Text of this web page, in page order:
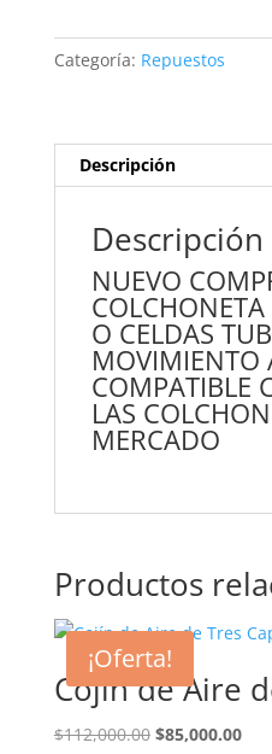
Movimiento
Categoría: Repuestos
Descripción
Descripción
NUEVO
O CELDAS
MOVIMIENTO
COMPATIBLE
LAS
MERCADO
Productos
¡Oferta!
Cojín de Aire
$112,000.00 El
$85,000.00El